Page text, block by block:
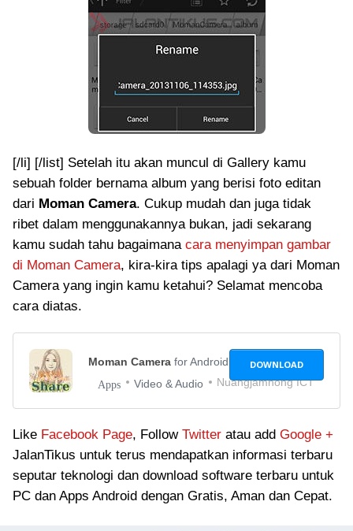
[/li] [/list] Setelah itu akan muncul di Gallery kamu
sebuah folder bernama album yang berisi foto editan
dari Moman Camera. Cukup mudah dan juga tidak
ribet dalam menggunakannya bukan, jadi sekarang
kamu sudah tahu bagaimana cara menyimpan gambar
di Moman Camera, kira-kira tips apalagi ya dari Moman
Camera yang ingin kamu ketahui? Selamat mencoba
cara diatas.
Moman Camera for Android
Apps Video & Audio Nuangjamnong ICT
DOWNLOAD
Like Facebook Page, Follow Twitter atau add Google +
JalanTikus untuk terus mendapatkan informasi terbaru
seputar teknologi dan download software terbaru untuk
PC dan Apps Android dengan Gratis, Aman dan Cepat.